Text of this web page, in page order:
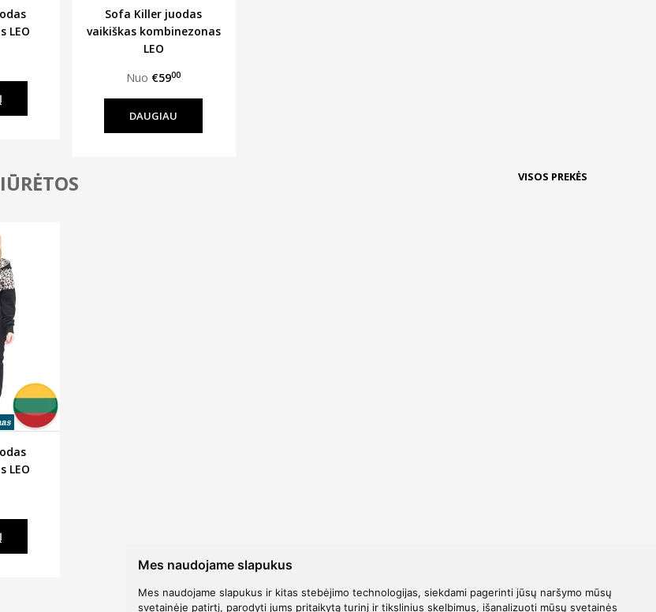
Mes naudojame slapukus
Mes naudojame slapukus ir kitas stebėjimo technologijas, siekdami pagerinti jūsų naršymo mūsų
svetainėje patirtį, parodyti jums pritaikytą turinį ir tikslinius skelbimus, išanalizuoti mūsų svetainės
LEO
Sofa Killer juodas
vaikiškas kombinezonas
LEO
Nuo €5900
DAUGIAU
VISOS PREKĖS
LEO